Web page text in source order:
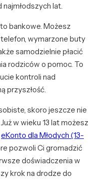
lat.
bankowe. Możesz
wymarzone buty
samodzielnie płacić
rodziców o pomoc. To
kontroli nad
przyszłość.
skoro jeszcze nie
w wieku 13 lat możesz
eKonto dla Młodych (13-
pozwoli Ci gromadzić
doświadczenia w
krok na drodze do